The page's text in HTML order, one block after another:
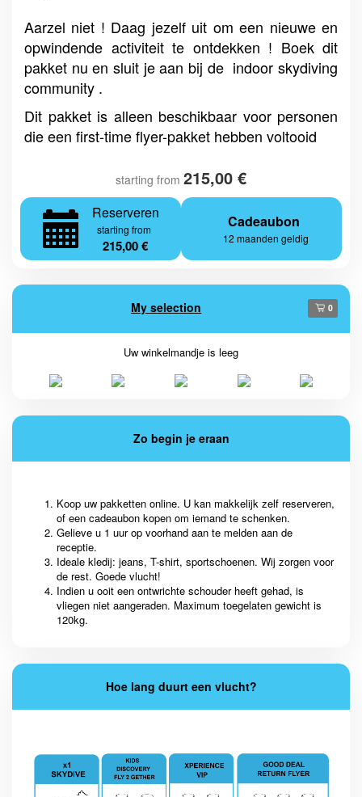
Aarzel niet ! Daag jezelf uit om een nieuwe en
opwindende activiteit te ontdekken ! Boek dit
pakket nu en sluit je aan bij de indoor skydiving
community .
Dit pakket is alleen beschikbaar voor personen
die een first-time flyer-pakket hebben voltooid
starting from 215,00 €
Reserveren
starting from
215,00 €
Cadeaubon
12 maanden geldig
My selection 0
Uw winkelmandje is leeg
Zo begin je eraan
Koop uw pakketten online. U kan makkelijk zelf reserveren,
of een cadeaubon kopen om iemand te schenken.
Gelieve u 1 uur op voorhand aan te melden aan de
receptie.
Ideale kledij: jeans, T-shirt, sportschoenen. Wij zorgen voor
de rest. Goede vlucht!
Indien u ooit een ontwrichte schouder heeft gehad, is
vliegen niet aangeraden. Maximum toegelaten gewicht is
120kg.
Hoe lang duurt een vlucht?